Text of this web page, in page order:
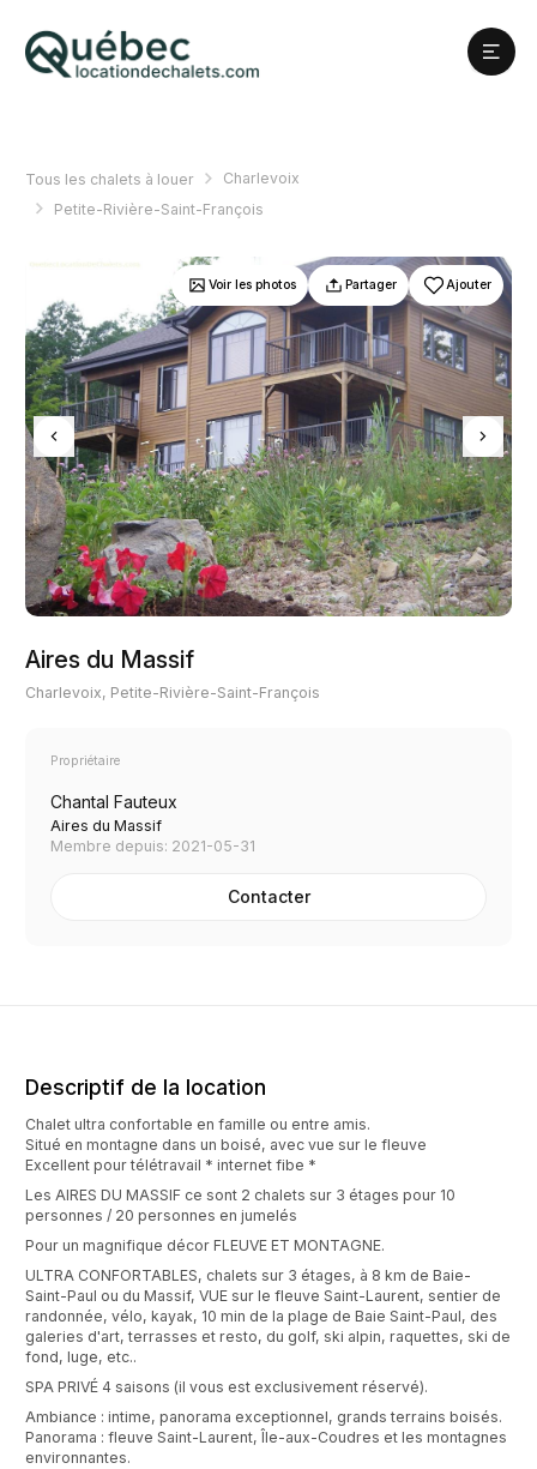
Tous les chalets à louer
Charlevoix
Petite-Rivière-Saint-François
Aires du Massif
Charlevoix, Petite-Rivière-Saint-François
Propriétaire
Chantal Fauteux
Aires du Massif
Membre depuis: 2021-05-31
Contacter
Voir les photos Partager Ajouter
Descriptif de la location
Chalet ultra confortable en famille ou entre amis.
Situé en montagne dans un boisé, avec vue sur le fleuve
Excellent pour télétravail * internet fibe *
Les AIRES DU MASSIF ce sont 2 chalets sur 3 étages pour 10
personnes / 20 personnes en jumelés
Pour un magnifique décor FLEUVE ET MONTAGNE.
ULTRA CONFORTABLES, chalets sur 3 étages, à 8 km de Baie-
Saint-Paul ou du Massif, VUE sur le fleuve Saint-Laurent, sentier de
randonnée, vélo, kayak, 10 min de la plage de Baie Saint-Paul, des
galeries d'art, terrasses et resto, du golf, ski alpin, raquettes, ski de
fond, luge, etc..
SPA PRIVÉ 4 saisons (il vous est exclusivement réservé).
Ambiance : intime, panorama exceptionnel, grands terrains boisés.
Panorama : fleuve Saint-Laurent, Île-aux-Coudres et les montagnes
environnantes.